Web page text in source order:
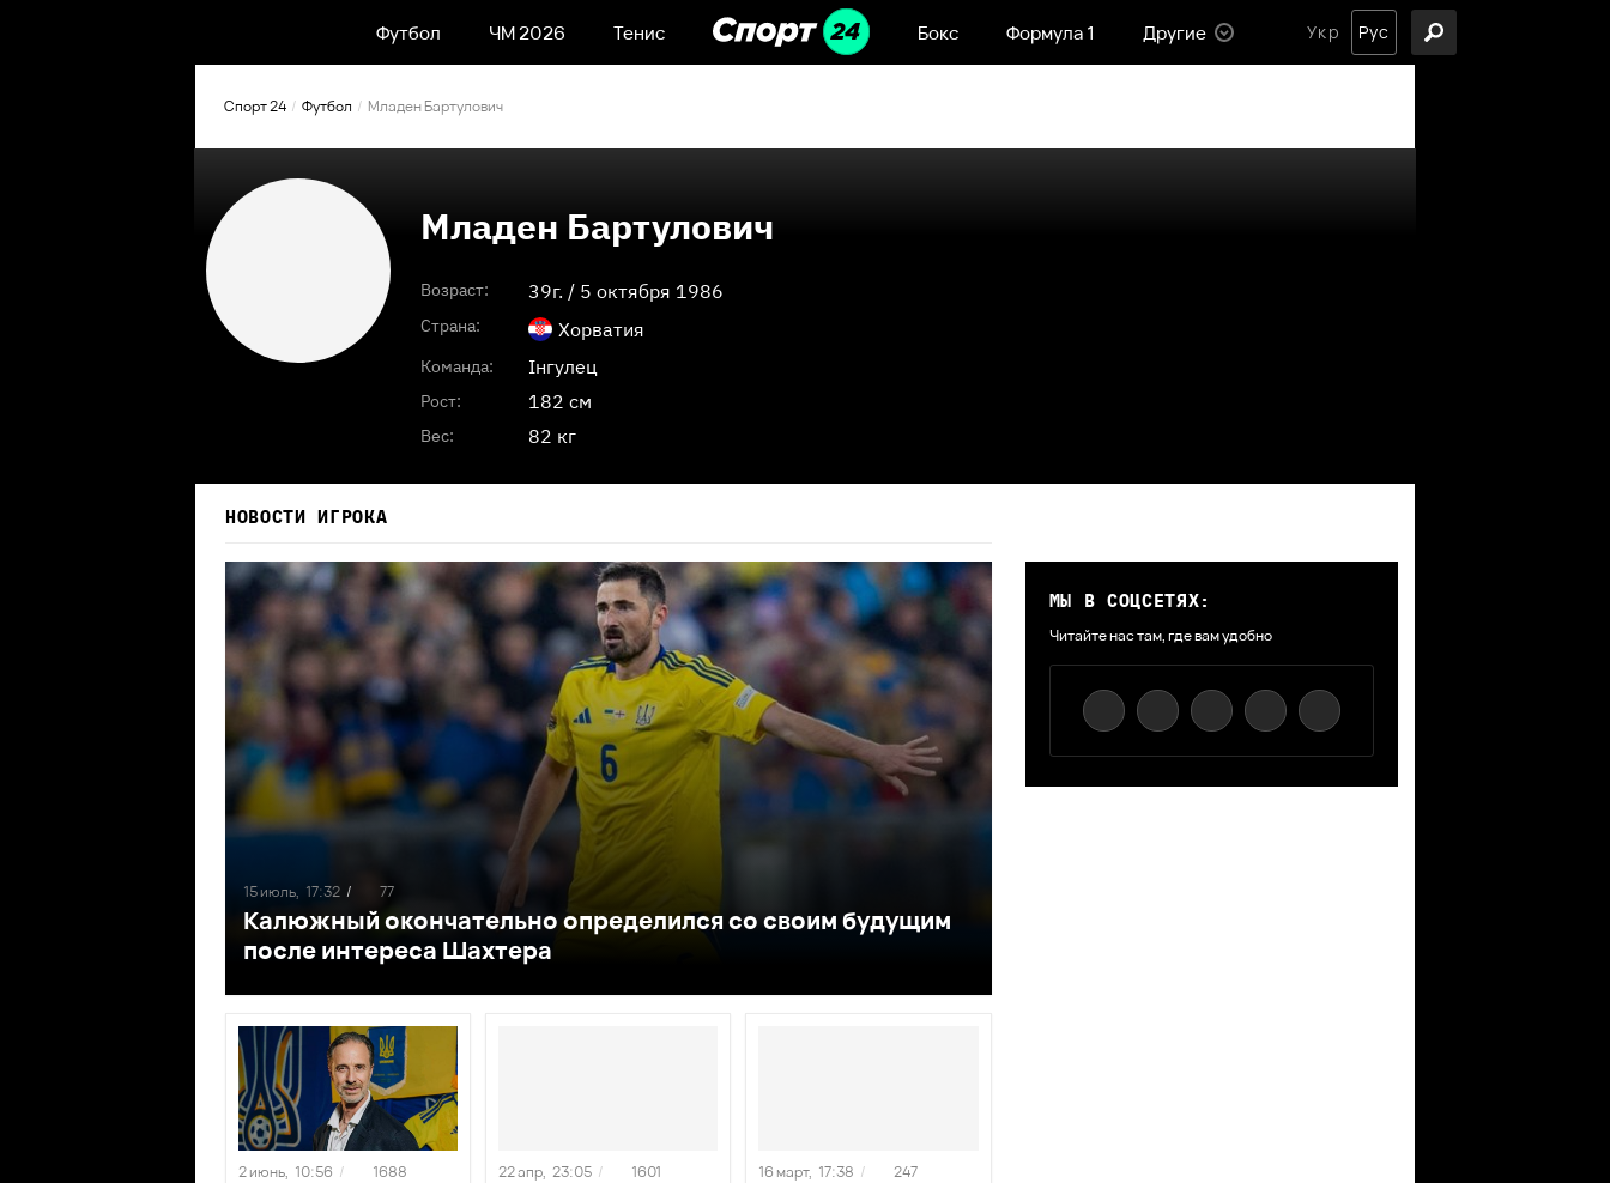
Футбол ЧМ 2026 Тенис Бокс Формула 1 Другие Укр Рус
Спорт 24 Футбол Младен Бартулович
Младен Бартулович
Возраст: 39г. / 5 октября 1986
Страна: Хорватия
Команда: Інгулец
Рост: 182 см
Вес: 82 кг
НОВОСТИ ИГРОКА
Калюжный окончательно определился со своим будущим
после интереса Шахтера
15 июль, 17:32 / 77
2 июнь, 10:56 / 1688 22 апр, 23:05 / 1601 16 март, 17:38 / 247
МЫ В СОЦСЕТЯХ:
Читайте нас там, где вам удобно